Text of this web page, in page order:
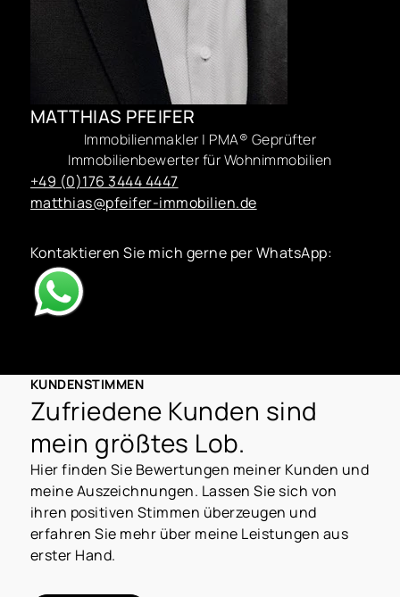
MATTHIAS PFEIFER
Immobilienmakler | PMA® Geprüfter
Immobilienbewerter für Wohnimmobilien
+49 (0)176 3444 4447
matthias@pfeifer-immobilien.de
Kontaktieren Sie mich gerne per WhatsApp:
KUNDENSTIMMEN
Zufriedene Kunden sind
mein größtes Lob.
Hier finden Sie Bewertungen meiner Kunden und
meine Auszeichnungen. Lassen Sie sich von
ihren positiven Stimmen überzeugen und
erfahren Sie mehr über meine Leistungen aus
erster Hand.